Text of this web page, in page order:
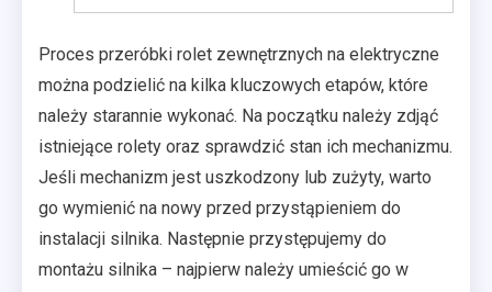
Proces przeróbki rolet zewnętrznych na elektryczne
można podzielić na kilka kluczowych etapów, które
należy starannie wykonać. Na początku należy zdjąć
istniejące rolety oraz sprawdzić stan ich mechanizmu.
Jeśli mechanizm jest uszkodzony lub zużyty, warto
go wymienić na nowy przed przystąpieniem do
instalacji silnika. Następnie przystępujemy do
montażu silnika – najpierw należy umieścić go w